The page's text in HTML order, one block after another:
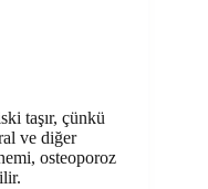
taşır, çünkü
ve diğer
osteoporoz